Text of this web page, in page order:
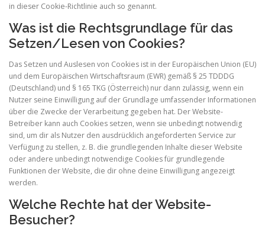
in dieser Cookie-Richtlinie auch so genannt.
Was ist die Rechtsgrundlage für das
Setzen/Lesen von Cookies?
Das Setzen und Auslesen von Cookies ist in der Europäischen Union (EU)
und dem Europäischen Wirtschaftsraum (EWR) gemäß § 25 TDDDG
(Deutschland) und § 165 TKG (Österreich) nur dann zulässig, wenn ein
Nutzer seine Einwilligung auf der Grundlage umfassender Informationen
über die Zwecke der Verarbeitung gegeben hat. Der Website-
Betreiber kann auch Cookies setzen, wenn sie unbedingt notwendig
sind, um dir als Nutzer den ausdrücklich angeforderten Service zur
Verfügung zu stellen, z. B. die grundlegenden Inhalte dieser Website
oder andere unbedingt notwendige Cookies für grundlegende
Funktionen der Website, die dir ohne deine Einwilligung angezeigt
werden.
Welche Rechte hat der Website-
Besucher?